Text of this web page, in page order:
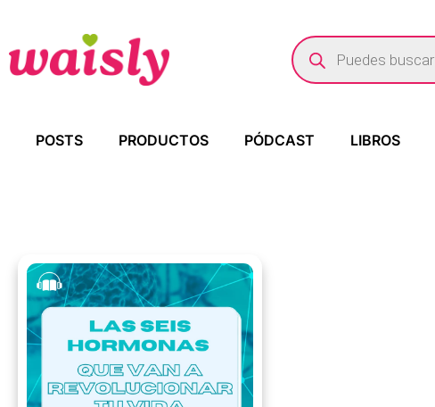
POSTS PRODUCTOS PÓDCAST LIBROS